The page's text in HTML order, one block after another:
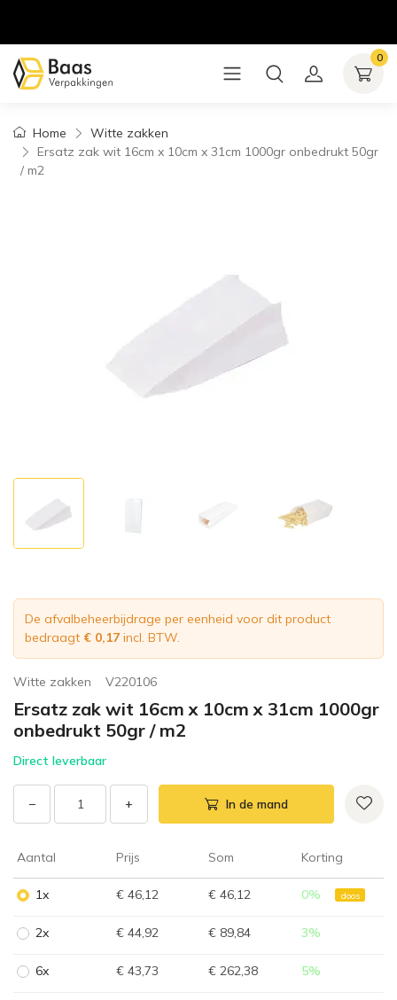
0
Home
Witte zakken
Ersatz zak wit 16cm x 10cm x 31cm 1000gr onbedrukt 50gr
/ m2
De afvalbeheerbijdrage per eenheid voor dit product
bedraagt € 0,17 incl. BTW.
Witte zakken V220106
Ersatz zak wit 16cm x 10cm x 31cm 1000gr
onbedrukt 50gr / m2
Direct leverbaar
− + In de mand
Aantal Prijs Som Korting
1x € 46,12 € 46,12 0% doos
2x € 44,92 € 89,84 3%
6x € 43,73 € 262,38 5%